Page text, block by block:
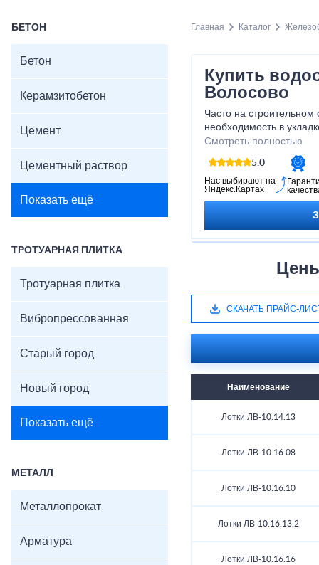
БЕТОН
Бетон
Керамзитобетон
Цемент
Цементный раствор
Показать ещё
ТРОТУАРНАЯ ПЛИТКА
Тротуарная плитка
Вибропрессованная
Старый город
Новый город
Показать ещё
МЕТАЛЛ
Металлопрокат
Арматура
Главная Каталог
Купить
Волосово
Часто на строительном
необходимость в
главная задача
фундамента от
Наш завод выпускает
водоотводящих лотков
отличающиеся
Смотреть полностью
5.0
Нас выбирают на
Яндекс.Картах
СКАЧАТЬ ПРАЙС-
Наименование
Лотки ЛВ-10.14.13
Лотки ЛВ-10.16.08
Лотки ЛВ-10.16.10
Лотки ЛВ-10.16.13,2
Лотки ЛВ-10.16.16